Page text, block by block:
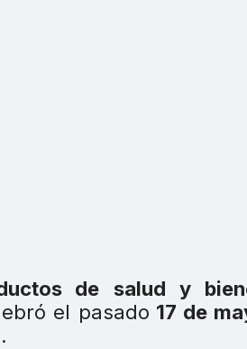
de salud y
el pasado 17 de
.